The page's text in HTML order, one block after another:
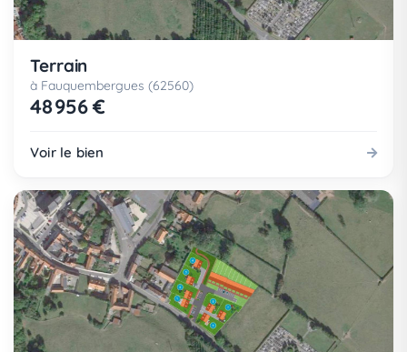
Terrain
à Fauquembergues (62560)
48 956 €
Voir le bien